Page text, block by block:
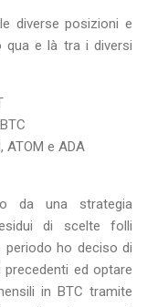
diverse posizioni e
qua e là tra i diversi
ATOM e ADA
da una strategia
di scelte folli
ho deciso di
ed optare
in BTC tramite